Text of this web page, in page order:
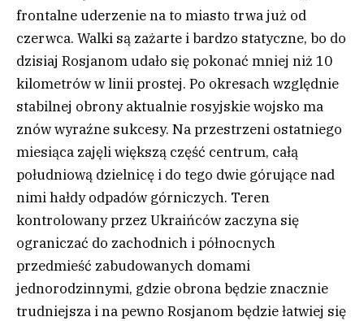
frontalne uderzenie na to miasto trwa już od
czerwca. Walki są zażarte i bardzo statyczne, bo do
dzisiaj Rosjanom udało się pokonać mniej niż 10
kilometrów w linii prostej. Po okresach względnie
stabilnej obrony aktualnie rosyjskie wojsko ma
znów wyraźne sukcesy. Na przestrzeni ostatniego
miesiąca zajęli większą część centrum, całą
południową dzielnicę i do tego dwie górujące nad
nimi hałdy odpadów górniczych. Teren
kontrolowany przez Ukraińców zaczyna się
ograniczać do zachodnich i północnych
przedmieść zabudowanych domami
jednorodzinnymi, gdzie obrona będzie znacznie
trudniejsza i na pewno Rosjanom będzie łatwiej się